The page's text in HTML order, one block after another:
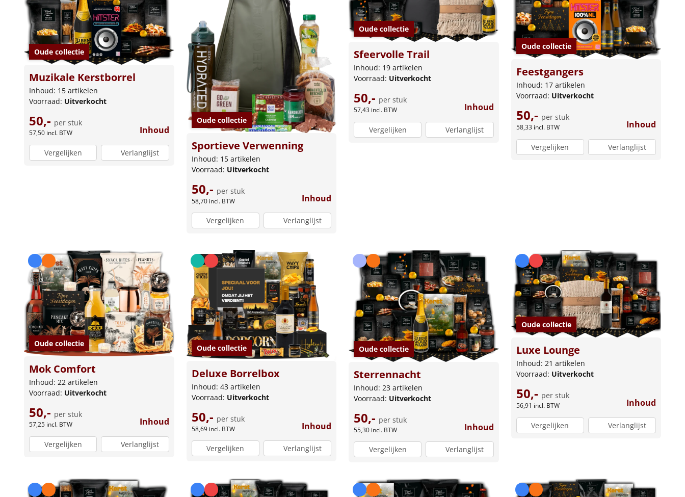
Oude collectie
Muzikale Kerstborrel
Inhoud: 15 artikelen
Voorraad: Uitverkocht
50,- per stuk
57,50 incl. BTW Inhoud
Vergelijken Verlanglijst
Oude collectie
Sportieve Verwenning
Inhoud: 15 artikelen
Voorraad: Uitverkocht
50,- per stuk
58,70 incl. BTW Inhoud
Vergelijken Verlanglijst
Oude collectie
Sfeervolle Trail
Inhoud: 19 artikelen
Voorraad: Uitverkocht
50,- per stuk
57,43 incl. BTW Inhoud
Vergelijken Verlanglijst
Oude collectie
Feestgangers
Inhoud: 17 artikelen
Voorraad: Uitverkocht
50,- per stuk
58,33 incl. BTW Inhoud
Vergelijken Verlanglijst
Oude collectie
Mok Comfort
Inhoud: 22 artikelen
Voorraad: Uitverkocht
50,- per stuk
57,25 incl. BTW Inhoud
Vergelijken Verlanglijst
Oude collectie
Deluxe Borrelbox
Inhoud: 43 artikelen
Voorraad: Uitverkocht
50,- per stuk
58,69 incl. BTW Inhoud
Vergelijken Verlanglijst
Oude collectie
Sterrennacht
Inhoud: 23 artikelen
Voorraad: Uitverkocht
50,- per stuk
55,30 incl. BTW Inhoud
Vergelijken Verlanglijst
Oude collectie
Luxe Lounge
Inhoud: 21 artikelen
Voorraad: Uitverkocht
50,- per stuk
56,91 incl. BTW Inhoud
Vergelijken Verlanglijst